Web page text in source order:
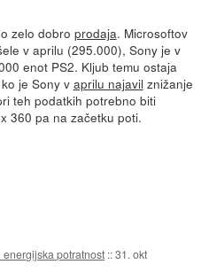
zelo dobro prodaja. Microsoftov
v aprilu (295.000), Sony je v
enot PS2. Kljub temu ostaja
je Sony v aprilu najavil znižanje
teh podatkih potrebno biti
360 pa na začetku poti.
potratnost ::31. okt